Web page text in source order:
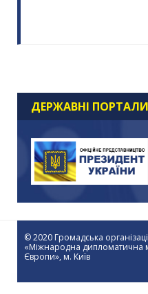
ДЕРЖАВНІ ПОРТАЛИ
© 2020 Громадська
«Міжнародна дипломатична
Європи», м. Київ